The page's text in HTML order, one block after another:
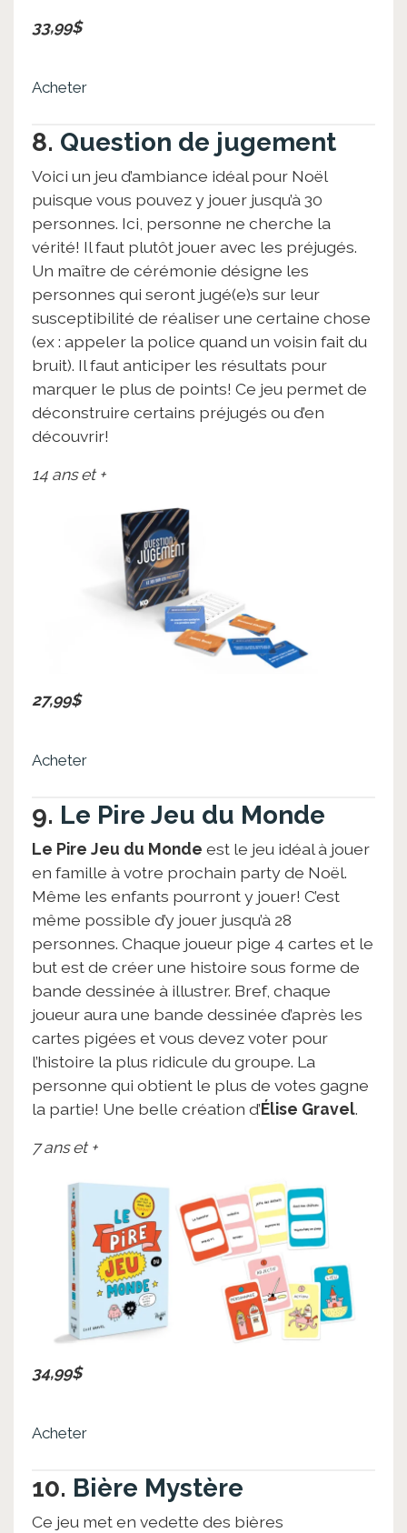
33,99$
Acheter
8. Question de jugement
Voici un jeu d’ambiance idéal pour Noël
puisque vous pouvez y jouer jusqu’à 30
personnes. Ici, personne ne cherche la
vérité! Il faut plutôt jouer avec les préjugés.
Un maître de cérémonie désigne les
personnes qui seront jugé(e)s sur leur
susceptibilité de réaliser une certaine chose
(ex : appeler la police quand un voisin fait du
bruit). Il faut anticiper les résultats pour
marquer le plus de points! Ce jeu permet de
déconstruire certains préjugés ou d’en
découvrir!
14 ans et +
27,99$
Acheter
9. Le Pire Jeu du Monde
Le Pire Jeu du Monde est le jeu idéal à jouer
en famille à votre prochain party de Noël.
Même les enfants pourront y jouer! C’est
même possible d’y jouer jusqu’à 28
personnes. Chaque joueur pige 4 cartes et le
but est de créer une histoire sous forme de
bande dessinée à illustrer. Bref, chaque
joueur aura une bande dessinée d’après les
cartes pigées et vous devez voter pour
l’histoire la plus ridicule du groupe. La
personne qui obtient le plus de votes gagne
la partie! Une belle création d’Élise Gravel.
7 ans et +
34,99$
Acheter
10. Bière Mystère
Ce jeu met en vedette des bières